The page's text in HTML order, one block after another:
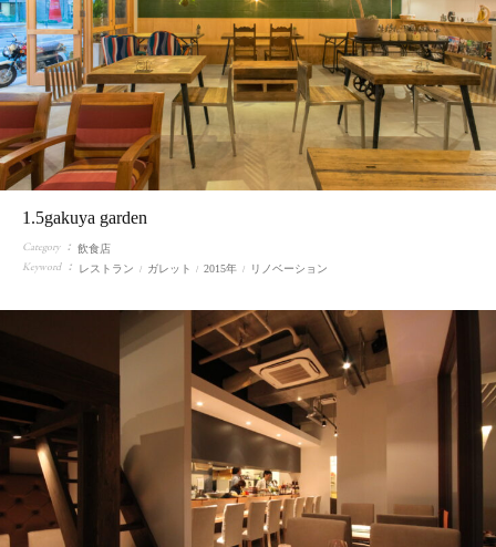
1.5gakuya garden
Category 飲食店
Keyword レストラン ガレット 2015年 リノベーション